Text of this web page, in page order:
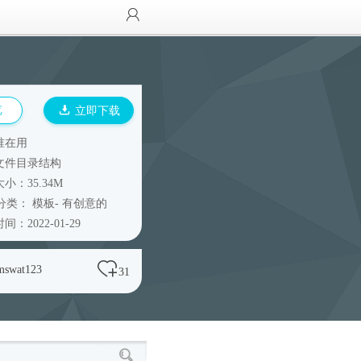
立即下载
在用
件目录结构
小：35.34M
类： 模板- 有创意的
间：2022-01-29
31